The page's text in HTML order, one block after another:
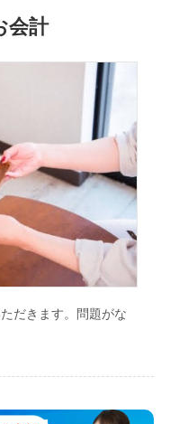
会計
だきます。問題がな